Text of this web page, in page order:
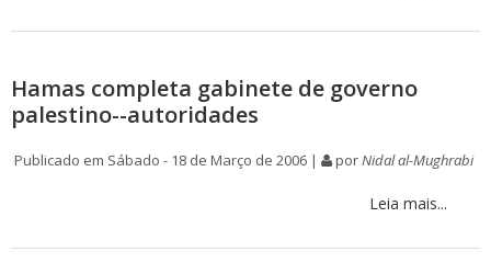
Hamas completa gabinete de governo
palestino--autoridades
Publicado em Sábado - 18 de Março de 2006 | porNidal al-Mughrabi
Leia mais...